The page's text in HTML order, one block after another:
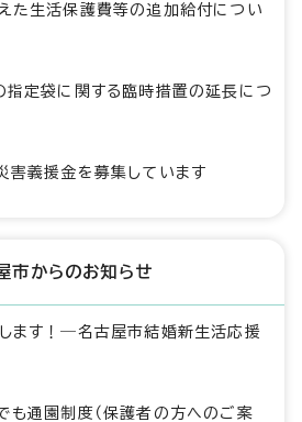
た生活保護費等の追加給付につい
指定袋に関する臨時措置の延長につ
害義援金を募集しています
市からのお知らせ
ます！―名古屋市結婚新生活応援
も通園制度（保護者の方へのご案